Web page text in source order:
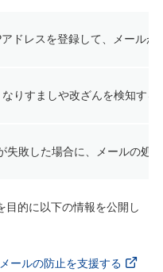
ドレスを登録して、メール
りすましや改ざんを検知する
失敗した場合に、メールの処
目的に以下の情報を公開し
ールの防止を支援する